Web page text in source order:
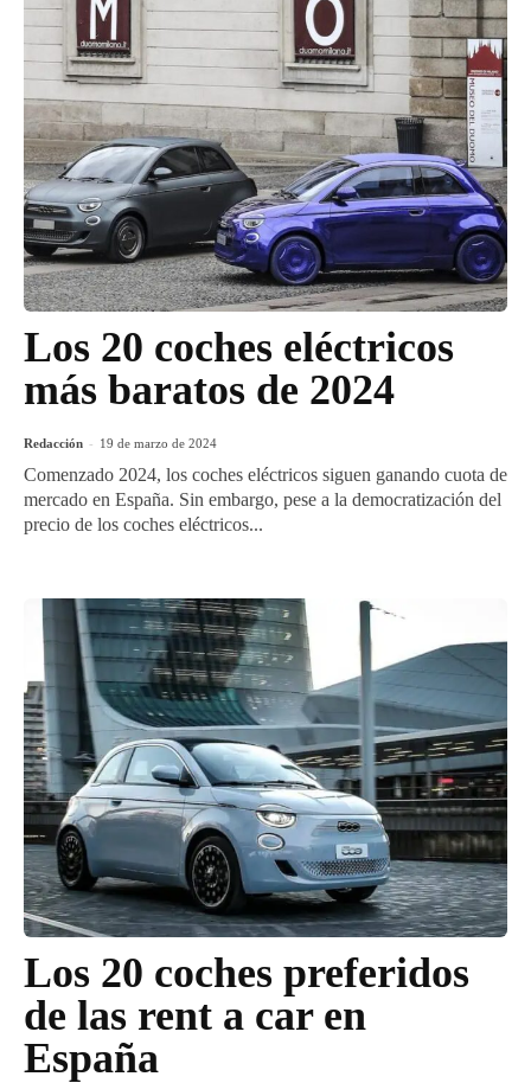
Los 20 coches eléctricos
más baratos de 2024
Redacción - 19 de marzo de 2024
Comenzado 2024, los coches eléctricos siguen ganando cuota de
mercado en España. Sin embargo, pese a la democratización del
precio de los coches eléctricos...
Los 20 coches preferidos
de las rent a car en
España